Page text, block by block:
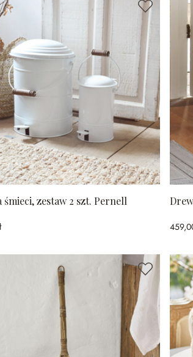
śmieci, zestaw 2 szt. Pernell